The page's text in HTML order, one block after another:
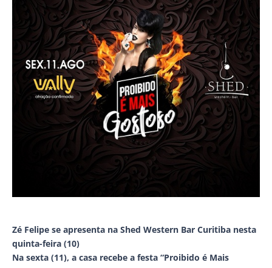
Zé Felipe se apresenta na Shed Western Bar Curitiba nesta
quinta-feira (10)
Na sexta (11), a casa recebe a festa “Proibido é Mais